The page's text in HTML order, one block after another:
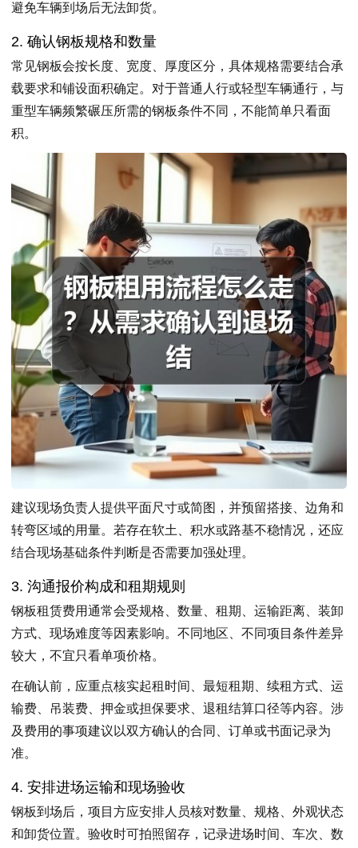
避免车辆到场后无法卸货。
2. 确认钢板规格和数量
常见钢板会按长度、宽度、厚度区分，具体规格需要结合承
载要求和铺设面积确定。对于普通人行或轻型车辆通行，与
重型车辆频繁碾压所需的钢板条件不同，不能简单只看面
积。
建议现场负责人提供平面尺寸或简图，并预留搭接、边角和
转弯区域的用量。若存在软土、积水或路基不稳情况，还应
结合现场基础条件判断是否需要加强处理。
3. 沟通报价构成和租期规则
钢板租赁费用通常会受规格、数量、租期、运输距离、装卸
方式、现场难度等因素影响。不同地区、不同项目条件差异
较大，不宜只看单项价格。
在确认前，应重点核实起租时间、最短租期、续租方式、运
输费、吊装费、押金或担保要求、退租结算口径等内容。涉
及费用的事项建议以双方确认的合同、订单或书面记录为
准。
4. 安排进场运输和现场验收
钢板到场后，项目方应安排人员核对数量、规格、外观状态
和卸货位置。验收时可拍照留存，记录进场时间、车次、数